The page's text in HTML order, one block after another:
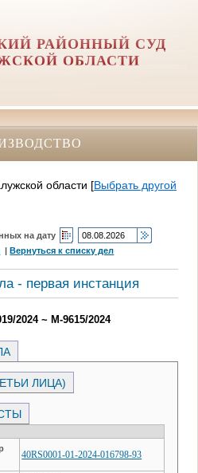
РАЙОННЫЙ СУД
ОБЛАСТИ
области [Выбрать другой
на дату
|Вернуться к списку дел
- первая инстанция
2024 ~ М-9615/2024
ЛИЦА)
40RS0001-01-2024-016798-93